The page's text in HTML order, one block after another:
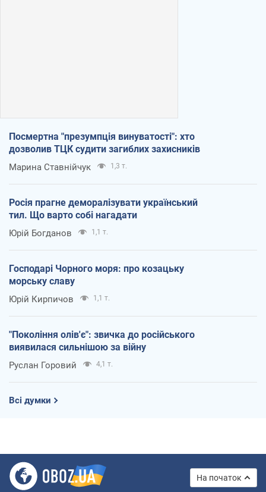
Посмертна "презумпція винуватості": хто
дозволив ТЦК судити загиблих захисників
Марина Ставнійчук 1,3 т.
Росія прагне деморалізувати український
тил. Що варто собі нагадати
Юрій Богданов 1,1 т.
Господарі Чорного моря: про козацьку
морську славу
Юрій Кирпичов 1,1 т.
"Покоління олів'є": звичка до російського
виявилася сильнішою за війну
Руслан Горовий 4,1 т.
Всі думки
На початок